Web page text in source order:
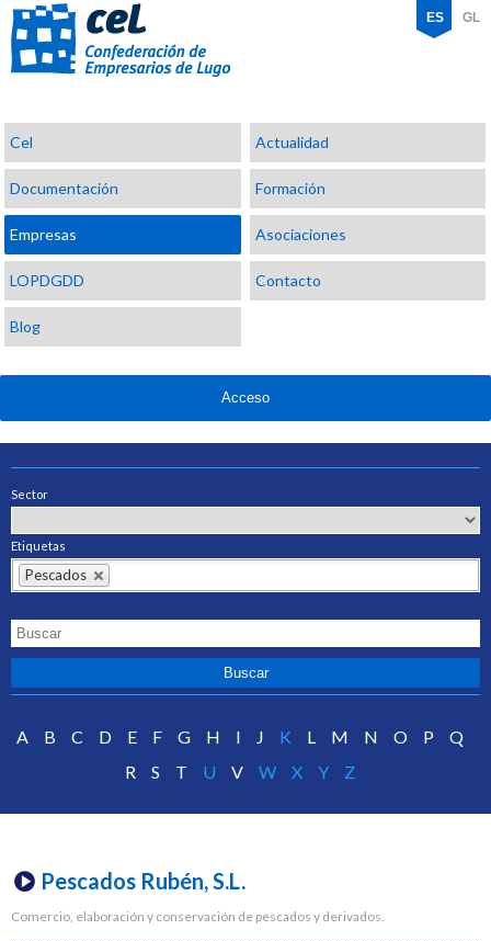
Confederación
de
Empresarios
de
Lugo
ES GL
Cel Actualidad
Documentación Formación
Empresas Asociaciones
LOPDGDD Contacto
Blog
Acceso
Sector
Etiquetas
Pescados
A B C D E F G H I J K L M N O P
Q
R
S T U V W X Y Z
Pescados Rubén, S.L.
Comercio, elaboración y conservación de pescados y derivados.